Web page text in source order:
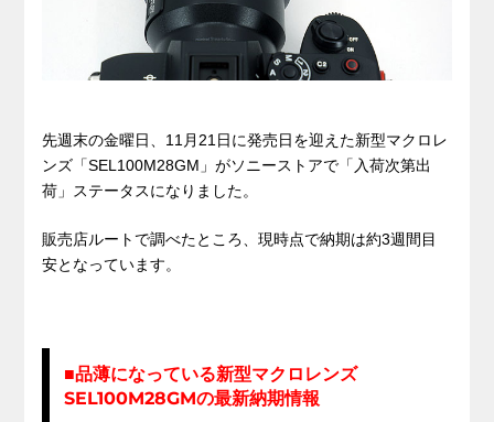
先週末の金曜日、11月21日に発売日を迎えた新型マクロレ
ンズ「SEL100M28GM」がソニーストアで「入荷次第出
荷」ステータスになりました。
販売店ルートで調べたところ、現時点で納期は約3週間目
安となっています。
■品薄になっている新型マクロレンズ
SEL100M28GMの最新納期情報